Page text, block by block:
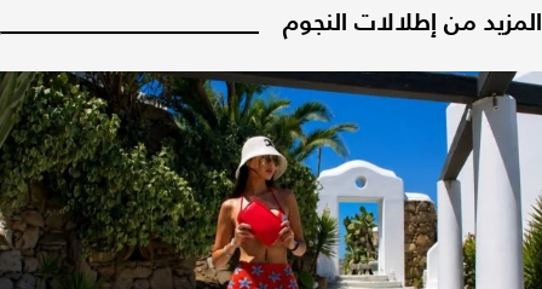
المزيد من إطلالات النجوم